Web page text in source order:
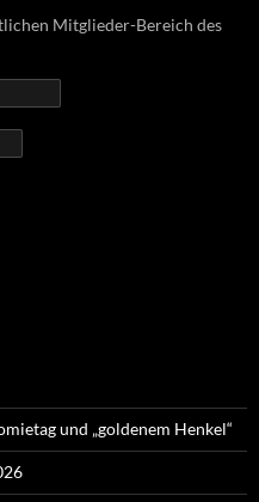
Mitglieder-Bereich des
und „goldenem Henkel“